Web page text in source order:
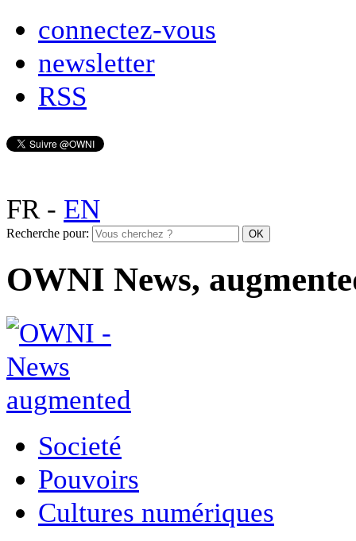
connectez-vous
newsletter
RSS
FR- EN
Recherche pour:
OWNI News,
Societé
Pouvoirs
Cultures numériques